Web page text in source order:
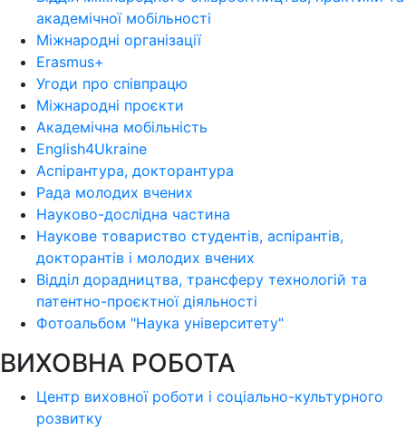
академічної мобільності
Міжнародні організації
Erasmus+
Угоди про співпрацю
Міжнародні проєкти
Академічна мобільність
English4Ukraine
Аспірантура, докторантура
Рада молодих вчених
Науково-дослідна частина
Наукове товариство студентів, аспірантів,
докторантів і молодих вчених
Відділ дорадництва, трансферу технологій та
патентно-проєктної діяльності
Фотоальбом "Наука університету"
ВИХОВНА РОБОТА
Центр виховної роботи і соціально-культурного
розвитку